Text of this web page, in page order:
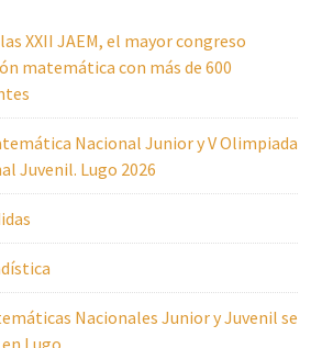
XXII JAEM, el mayor congreso
matemática con más de 600
Nacional Junior y V Olimpiada
Juvenil. Lugo 2026
Nacionales Junior y Juvenil se
Lugo